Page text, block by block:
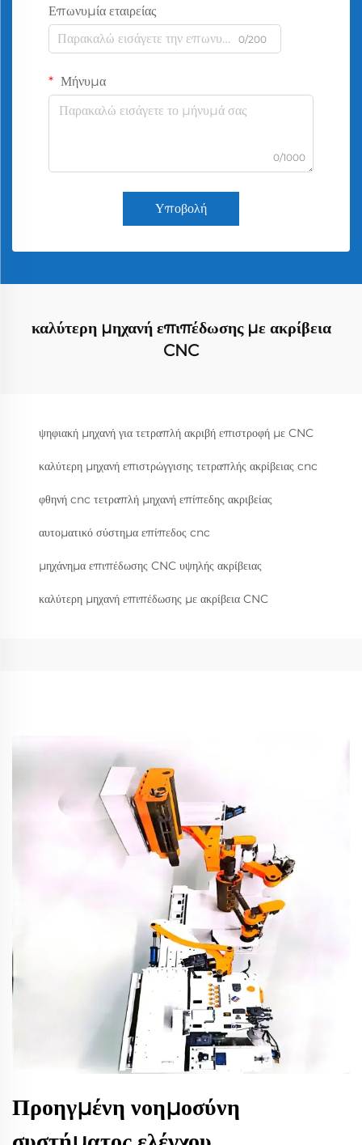
Επωνυμία εταιρείας
0/200
Μήνυμα
0/1000
Υποβολή
καλύτερη μηχανή επιπέδωσης με ακρίβεια
CNC
ψηφιακή μηχανή για τετραπλή ακριβή επιστροφή με CNC
καλύτερη μηχανή επιστρώγγισης τετραπλής ακρίβειας cnc
φθηνή cnc τετραπλή μηχανή επίπεδης ακριβείας
αυτοματικό σύστημα επίπεδος cnc
μηχάνημα επιπέδωσης CNC υψηλής ακρίβειας
καλύτερη μηχανή επιπέδωσης με ακρίβεια CNC
Προηγμένη νοημοσύνη